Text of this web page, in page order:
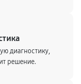
диагностику,
решение.